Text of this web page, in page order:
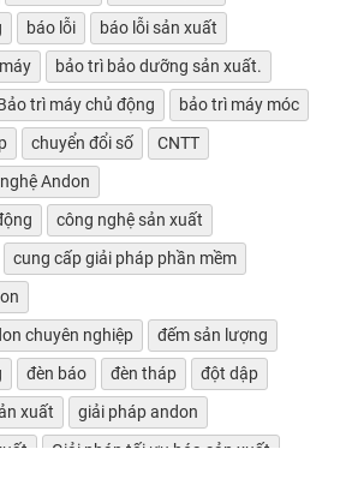
báo lỗi
báo lỗi sản xuất
bảo trì bảo dưỡng sản xuất.
trì máy chủ động
bảo trì máy móc
chuyển đổi số
CNTT
Andon
công nghệ sản xuất
cung cấp giải pháp phần mềm
chuyên nghiệp
đếm sản lượng
đèn báo đèn tháp
đột dập
xuất
giải pháp andon
Giải pháp tối ưu hóa sản xuất